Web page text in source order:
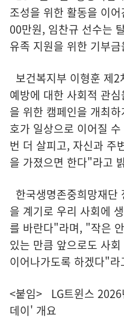
조성을 위한 활동을 이
00만원, 임찬규 선수는
유족 지원을 위한 기부
보건복지부 이형훈 제
예방에 대한 사회적 관
을 위한 캠페인을 개최
호가 일상으로 이어질
번 더 살피고, 자신과 주
을 가졌으면 한다"라고
한국생명존중희망재
을 계기로 우리 사회에
를 바란다"라며, "작은
있는 만큼 앞으로도 사
이어나가도록 하겠다"라
<붙임> LG트윈스 2026
데이' 개요